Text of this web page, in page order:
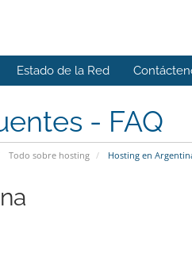
Estado de la Red
- FAQ
Todo sobre hosting Hosting en